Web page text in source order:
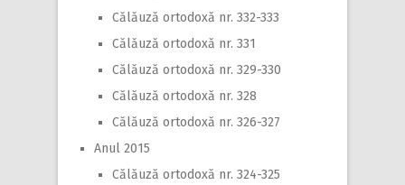
Călăuză ortodoxă nr. 332-333
Călăuză ortodoxă nr. 331
Călăuză ortodoxă nr. 329-330
Călăuză ortodoxă nr. 328
Călăuză ortodoxă nr. 326-327
Anul 2015
Călăuză ortodoxă nr. 324-325